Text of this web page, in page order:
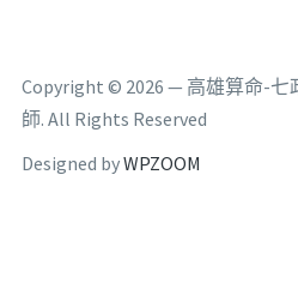
Copyright © 2026 — 高雄算命-
師. All Rights Reserved
Designed byWPZOOM